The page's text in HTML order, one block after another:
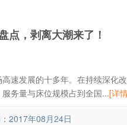
点，剥离大潮来了！
发展的十多年。在持续深化
务量与床位规模占到全国...[详
2017年08月24日